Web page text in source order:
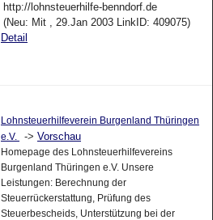
http://lohnsteuerhilfe-benndorf.de
(Neu: Mit , 29.Jan 2003 LinkID: 409075)
Detail
Lohnsteuerhilfeverein Burgenland Thüringen
e.V.
-> Vorschau
Homepage des Lohnsteuerhilfevereins
Burgenland Thüringen e.V. Unsere
Leistungen: Berechnung der
Steuerrückerstattung, Prüfung des
Steuerbescheids, Unterstützung bei der